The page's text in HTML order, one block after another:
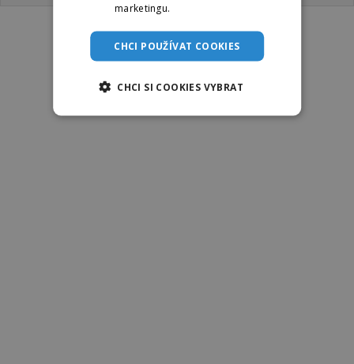
marketingu.
CHCI POUŽÍVAT COOKIES
CHCI SI COOKIES VYBRAT